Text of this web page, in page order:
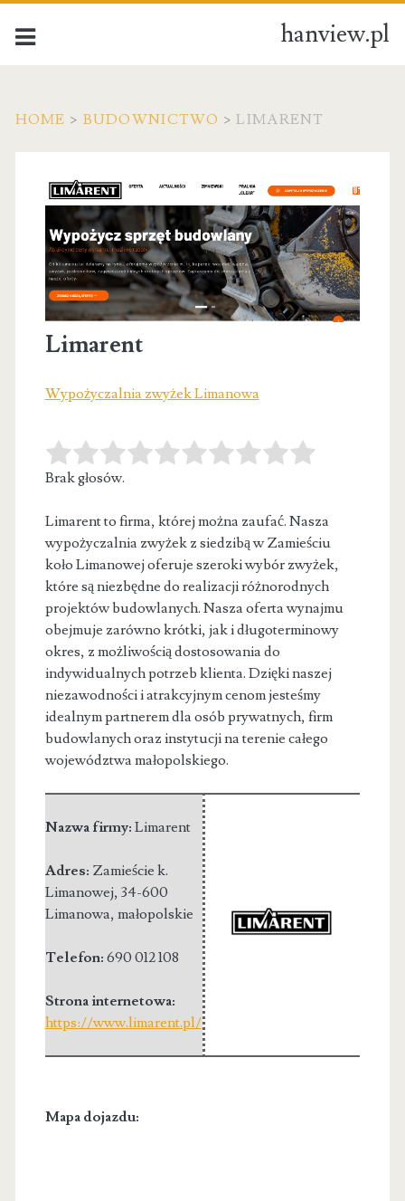
hanview.pl
HOME > BUDOWNICTWO >LIMARENT
Limarent
Wypożyczalnia zwyżek Limanowa
Brak głosów.
Limarent to firma, której można zaufać. Nasza
wypożyczalnia zwyżek z siedzibą w Zamieściu
koło Limanowej oferuje szeroki wybór zwyżek,
które są niezbędne do realizacji różnorodnych
projektów budowlanych. Nasza oferta wynajmu
obejmuje zarówno krótki, jak i długoterminowy
okres, z możliwością dostosowania do
indywidualnych potrzeb klienta. Dzięki naszej
niezawodności i atrakcyjnym cenom jesteśmy
idealnym partnerem dla osób prywatnych, firm
budowlanych oraz instytucji na terenie całego
województwa małopolskiego.
Nazwa firmy: Limarent
Adres: Zamieście k.
Limanowej, 34-600
Limanowa, małopolskie
Telefon: 690 012 108
Strona internetowa:
https://www.limarent.pl/
Mapa dojazdu: